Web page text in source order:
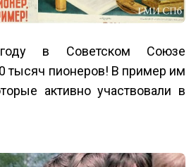
в Советском Союзе
тысяч пионеров! В пример им
активно участвовали в